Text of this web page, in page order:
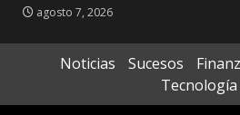
agosto 7, 2026
Noticias Sucesos
Tecnología